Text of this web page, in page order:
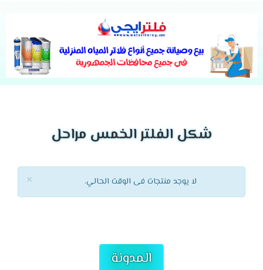
شكل الفلتر الخمس مراحل
× لا يوجد منتجات فى الوقت الحالي.
المدونة